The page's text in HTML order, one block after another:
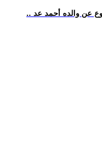
عن والده أحمد عد